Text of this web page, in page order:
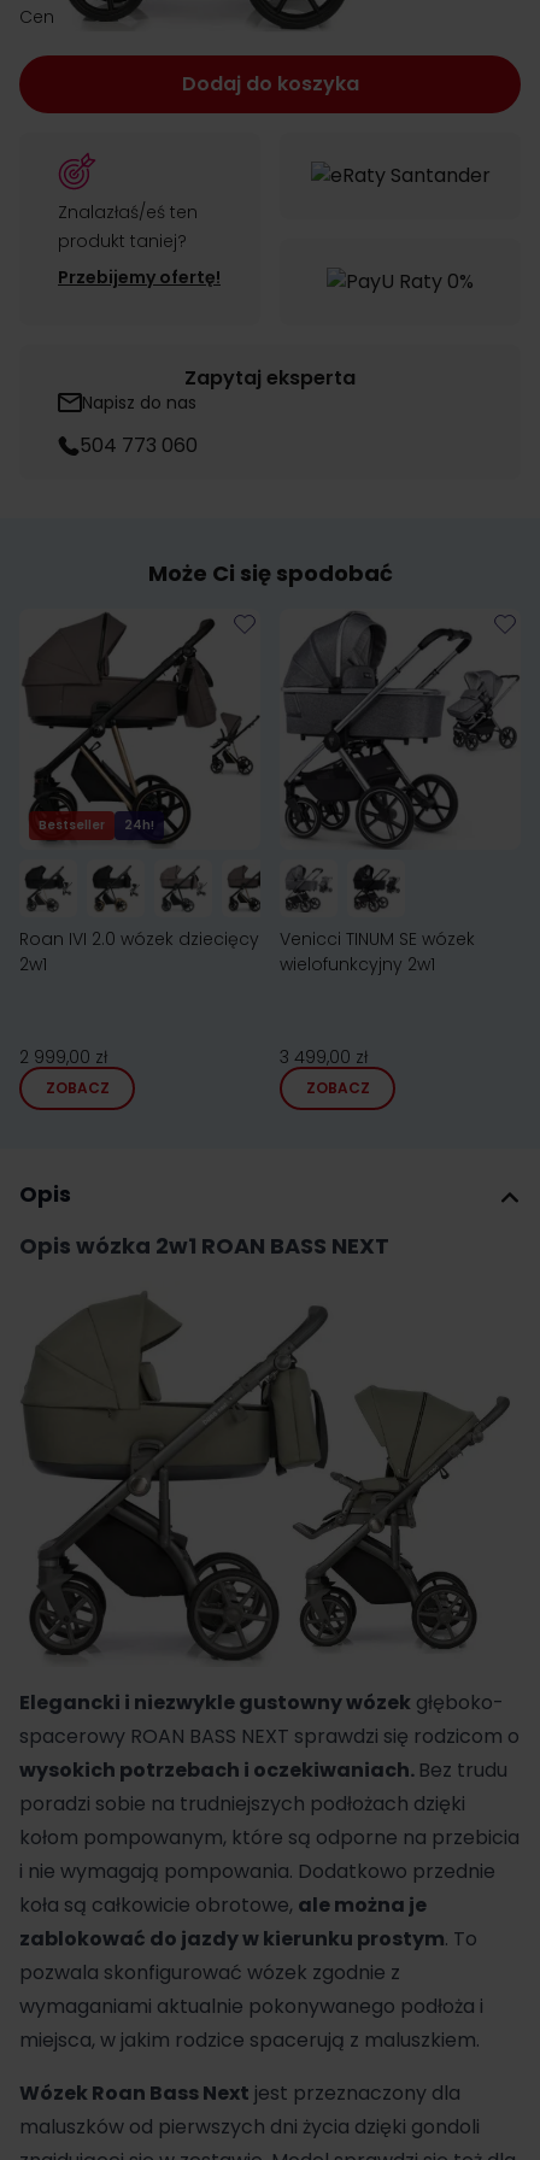
Cena: zł 2,699.00
Dodaj do koszyka
Znalazłaś/eś ten
produkt taniej?
Przebijemy ofertę!
Zapytaj eksperta
Napisz do nas
504 773 060
Może Ci się spodobać
Bestseller 24h!
Roan IVI 2.0 wózek dziecięcy
2w1
2 999,00 zł
ZOBACZ
Venicci TINUM SE wózek
wielofunkcyjny 2w1
3 499,00 zł
ZOBACZ
Opis
Opis wózka 2w1 ROAN BASS NEXT
Elegancki i niezwykle gustownywózek głęboko-
spacerowy ROAN BASS NEXT sprawdzi się rodzicom o
wysokich potrzebach i oczekiwaniach. Bez trudu
poradzi sobie na trudniejszych podłożach dzięki
kołom pompowanym, które są odporne na przebicia
i nie wymagają pompowania. Dodatkowo przednie
koła są całkowicie obrotowe, ale można je
zablokować do jazdy w kierunku prostym. To
pozwala skonfigurować wózek zgodnie z
wymaganiami aktualnie pokonywanego podłoża i
miejsca, w jakim rodzice spacerują z maluszkiem.
Wózek Roan Bass Next jest przeznaczony dla
maluszków od pierwszych dni życia dzięki gondoli